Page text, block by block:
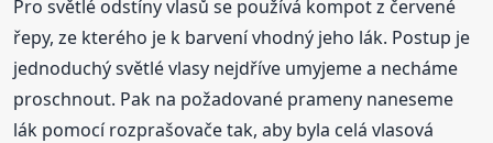
Pro světlé odstíny vlasů se používá kompot z červené
řepy, ze kterého je k barvení vhodný jeho lák. Postup je
jednoduchý světlé vlasy nejdříve umyjeme a necháme
proschnout. Pak na požadované prameny naneseme
lák pomocí rozprašovače tak, aby byla celá vlasová